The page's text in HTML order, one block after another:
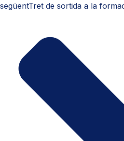
següentTret de sortida a la